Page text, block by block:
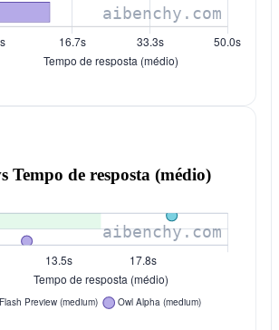
Tempo de resposta (médio)